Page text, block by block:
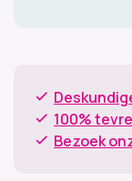
100%
Bezoek